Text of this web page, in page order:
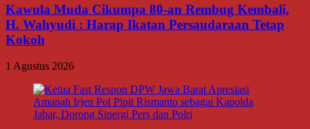
Kawula Muda Cikumpa 80-an Rembug Kembali,
H. Wahyudi : Harap Ikatan Persaudaraan Tetap
Kokoh
1 Agustus 2026